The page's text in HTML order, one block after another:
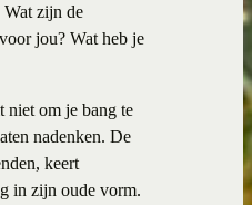
Wat zijn de
jou? Wat heb je
niet om je bang te
nadenken. De
keert
in zijn oude vorm.